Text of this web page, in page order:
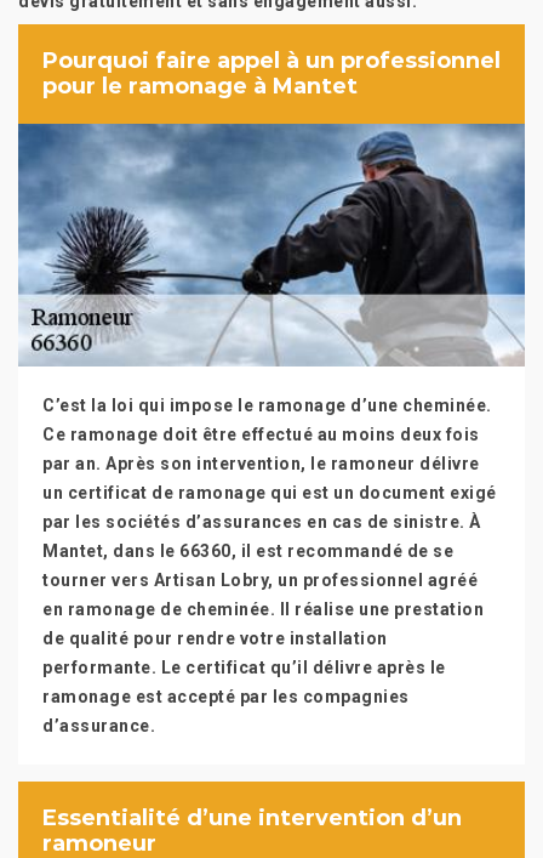
Pourquoi faire appel à un professionnel
pour le ramonage à Mantet
C’est la loi qui impose le ramonage d’une cheminée.
Ce ramonage doit être effectué au moins deux fois
par an. Après son intervention, le ramoneur délivre
un certificat de ramonage qui est un document exigé
par les sociétés d’assurances en cas de sinistre. À
Mantet, dans le 66360, il est recommandé de se
tourner vers Artisan Lobry, un professionnel agréé
en ramonage de cheminée. Il réalise une prestation
de qualité pour rendre votre installation
performante. Le certificat qu’il délivre après le
ramonage est accepté par les compagnies
d’assurance.
Essentialité d’une intervention d’un
ramoneur